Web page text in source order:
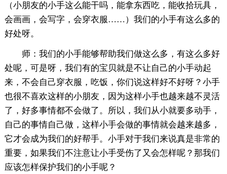
（小朋友的小手这么能干吗，能拿东西吃，能收拾玩具，
会画画，会写字，会穿衣服……）我们的小手有这么多的
好处呀。
师：我们的小手能够帮助我们做这么多，有这么多好
处呢，可是呀，我们有的宝贝就是不让自己的小手动起
来，不会自己穿衣服，吃饭，你们说这样好不好呀？小手
也很不喜欢这样的小朋友，因为这样小手也越来越不灵活
了，好多事情都不会做了。所以，我们从小就要多动手，
自己的事情自己做，这样小手会做的事情就会越来越多，
它才会成为我们的好帮手。小手对于我们来说真是非常的
重要，如果我们不注意让小手受伤了又会怎样呢？那我们
应该怎样保护我们的小手呢？